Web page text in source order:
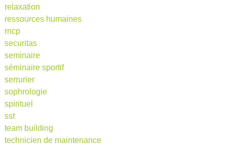
relaxation
ressources humaines
rncp
securitas
seminaire
séminaire sportif
serrurier
sophrologie
spirituel
sst
team building
technicien de maintenance